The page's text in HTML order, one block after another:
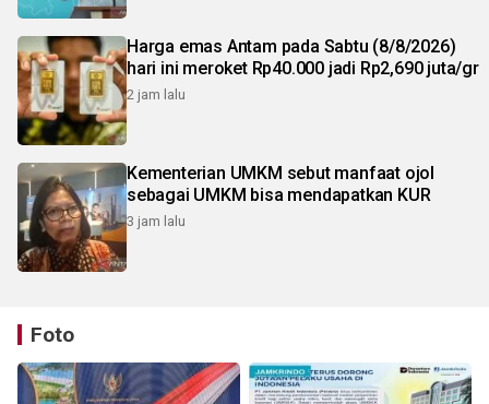
Harga emas Antam pada Sabtu (8/8/2026)
hari ini meroket Rp40.000 jadi Rp2,690 juta/gr
2 jam lalu
Kementerian UMKM sebut manfaat ojol
sebagai UMKM bisa mendapatkan KUR
3 jam lalu
Foto